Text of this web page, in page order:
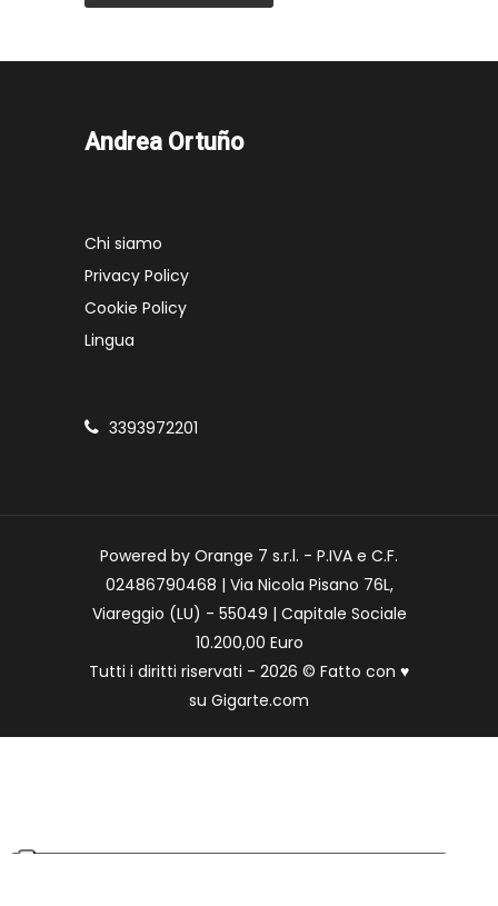
Andrea Ortuño
Chi siamo
Privacy Policy
Cookie Policy
Lingua
3393972201
Powered by Orange 7 s.r.l. - P.IVA e C.F.
02486790468 | Via Nicola Pisano 76L,
Viareggio (LU) - 55049 | Capitale Sociale
10.200,00 Euro
Tutti i diritti riservati - 2026 © Fatto con ♥
su Gigarte.com